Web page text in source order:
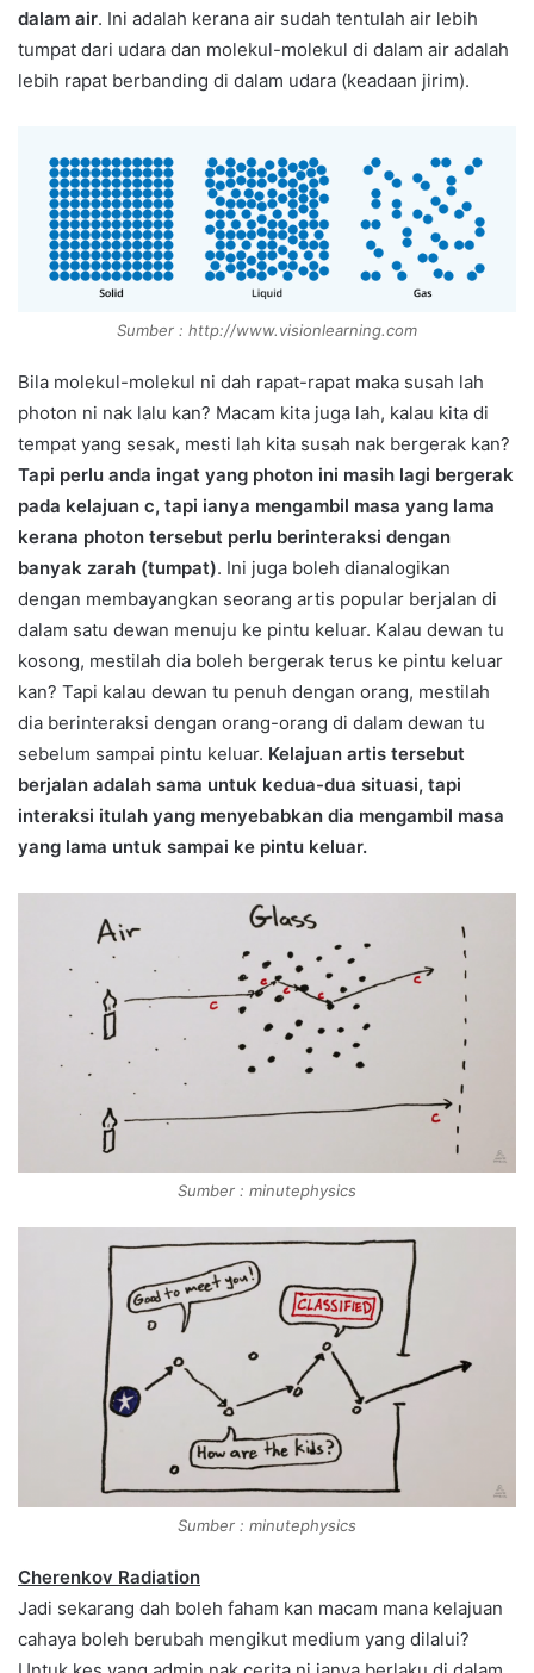
dalam air. Ini adalah kerana air sudah tentulah air lebih
tumpat dari udara dan molekul-molekul di dalam air adalah
lebih rapat berbanding di dalam udara (keadaan jirim).
Sumber : http://www.visionlearning.com
Bila molekul-molekul ni dah rapat-rapat maka susah lah
photon ni nak lalu kan? Macam kita juga lah, kalau kita di
tempat yang sesak, mesti lah kita susah nak bergerak kan?
Tapi perlu anda ingat yang photon ini masih lagi bergerak
pada kelajuan c, tapi ianya mengambil masa yang lama
kerana photon tersebut perlu berinteraksi dengan
banyak zarah (tumpat). Ini juga boleh dianalogikan
dengan membayangkan seorang artis popular berjalan di
dalam satu dewan menuju ke pintu keluar. Kalau dewan tu
kosong, mestilah dia boleh bergerak terus ke pintu keluar
kan? Tapi kalau dewan tu penuh dengan orang, mestilah
dia berinteraksi dengan orang-orang di dalam dewan tu
sebelum sampai pintu keluar. Kelajuan artis tersebut
berjalan adalah sama untuk kedua-dua situasi, tapi
interaksi itulah yang menyebabkan dia mengambil masa
yang lama untuk sampai ke pintu keluar.
Sumber : minutephysics
Sumber : minutephysics
Cherenkov Radiation
Jadi sekarang dah boleh faham kan macam mana kelajuan
cahaya boleh berubah mengikut medium yang dilalui?